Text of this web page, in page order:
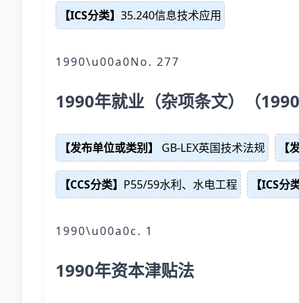
【ICS分类】 35.240信息技术应用
1990\u00a0No. 277
1990年就业（杂项条文）（
【发布单位或类别】 GB-LEX英国技术法规 【
【CCS分类】 P55/59水利、水电工程 【ICS分
1990\u00a0c. 1
1990年资本津贴法